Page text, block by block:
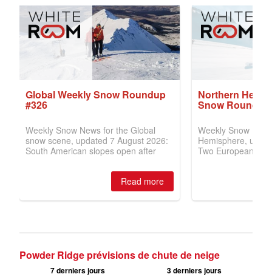
Powder Ridge prévisions de chute de neige
7 derniers jours 3 derniers jours